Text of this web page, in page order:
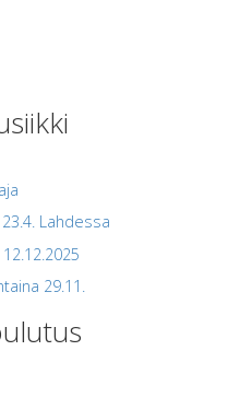
Lahdessa
29.11.